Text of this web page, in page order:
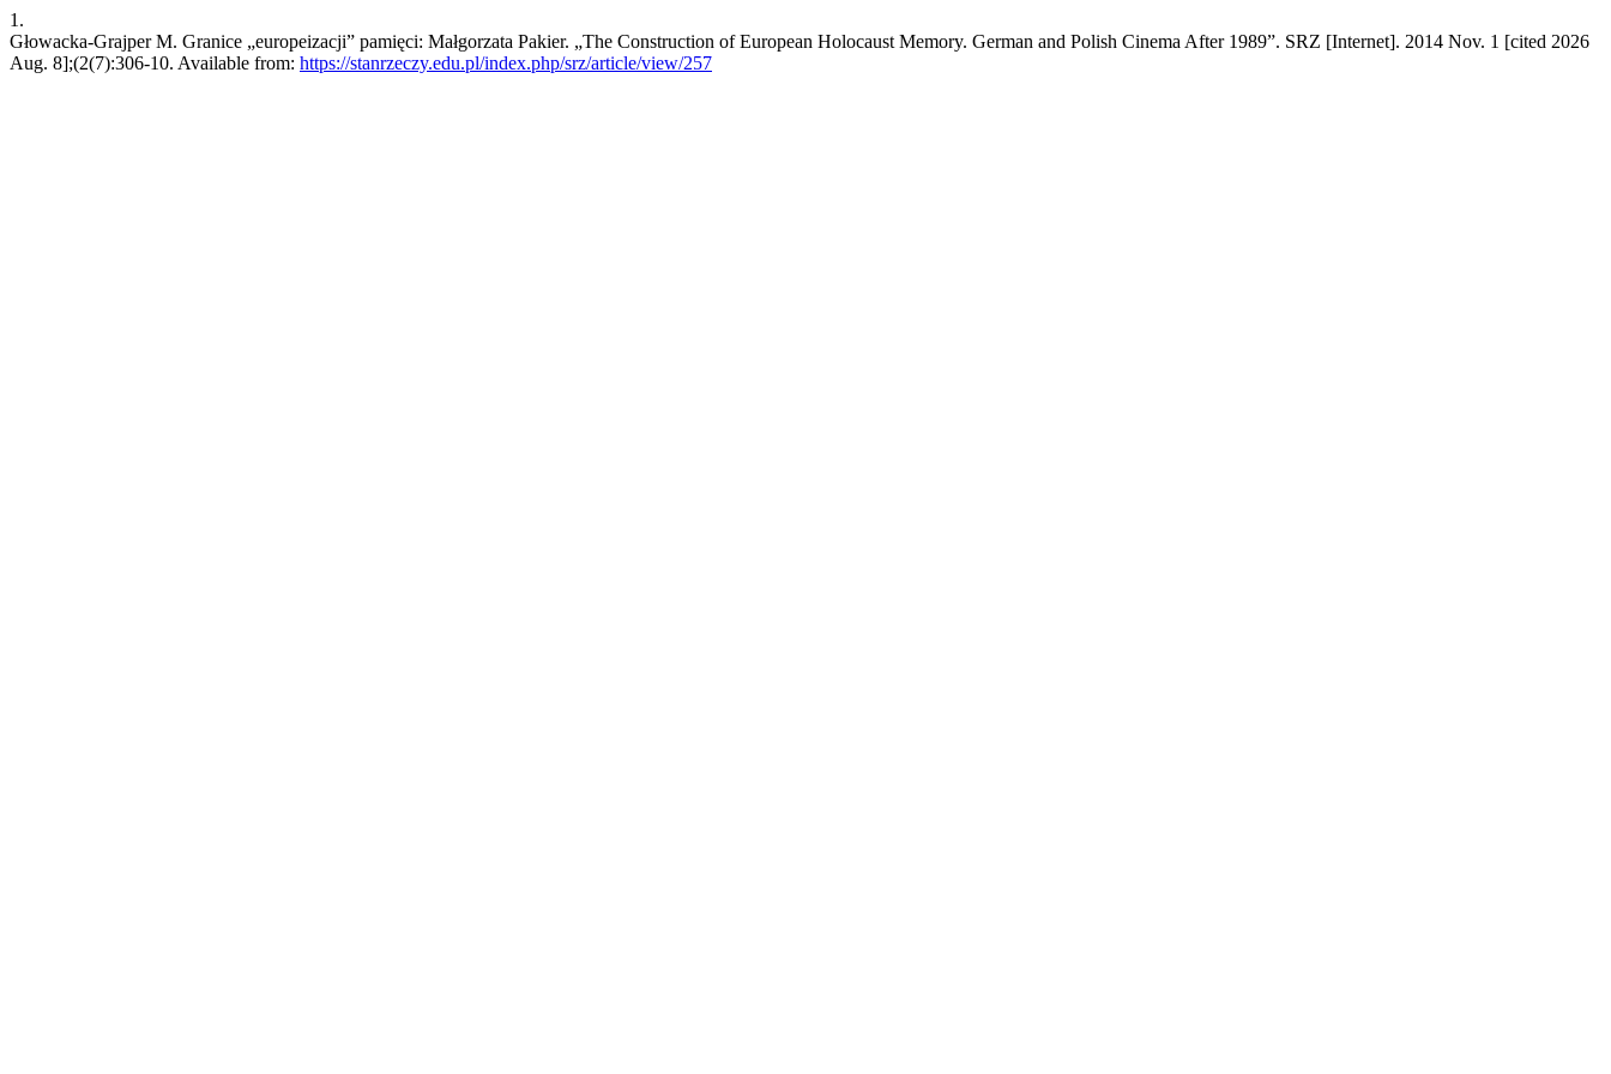
1.
Głowacka-Grajper M. Granice „europeizacji” pamięci: Małgorzata Pakier. „The Construction of European Holocaust Memory. German and Polish Cinema After 1989”. SRZ [Internet]. 2014 Nov. 1 [cited 2026
Aug. 8];(2(7):306-10. Available from: https://stanrzeczy.edu.pl/index.php/srz/article/view/257